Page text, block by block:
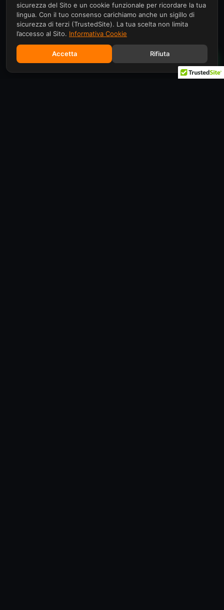
sicurezza del Sito e un cookie funzionale per ricordare la tua
lingua. Con il tuo consenso carichiamo anche un sigillo di
sicurezza di terzi (TrustedSite). La tua scelta non limita
l’accesso al Sito. Informativa Cookie
Accetta Rifiuta